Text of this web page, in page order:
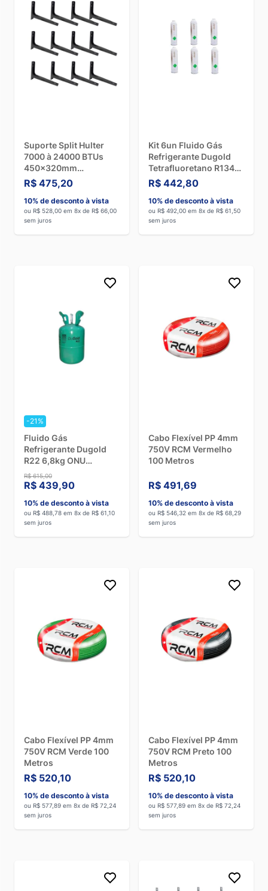
Suporte Split Hulter
7000 à 24000 BTUs
450x320mm
HT1S45001P Polímero
Preto 12 Unidades
R$ 475,20
10% de desconto à vista
ou R$ 528,00 em 8x de R$ 66,00
sem juros
Kit 6un Fluido Gás
Refrigerante Dugold
Tetrafluoretano R134a
750g ONU3159
R$ 442,80
10% de desconto à vista
ou R$ 492,00 em 8x de R$ 61,50
sem juros
-21%
Fluido Gás
Refrigerante Dugold
R22 6,8kg ONU
1018/2/2
R$ 615,00
R$ 439,90
10% de desconto à vista
ou R$ 488,78 em 8x de R$ 61,10
sem juros
Cabo Flexível PP 4mm
750V RCM Vermelho
100 Metros
R$ 491,69
10% de desconto à vista
ou R$ 546,32 em 8x de R$ 68,29
sem juros
Cabo Flexível PP 4mm
750V RCM Verde 100
Metros
R$ 520,10
10% de desconto à vista
ou R$ 577,89 em 8x de R$ 72,24
sem juros
Cabo Flexível PP 4mm
750V RCM Preto 100
Metros
R$ 520,10
10% de desconto à vista
ou R$ 577,89 em 8x de R$ 72,24
sem juros